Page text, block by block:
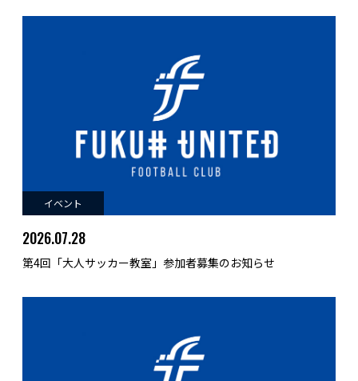
イベント
2026.07.28
第4回「大人サッカー教室」参加者募集のお知らせ